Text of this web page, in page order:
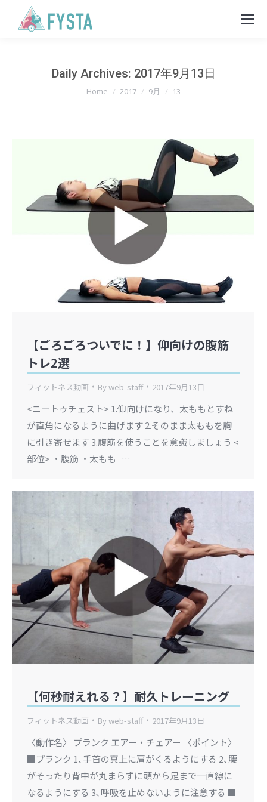
Daily Archives: 2017年9月13日
You are here:
Home 2017 9月 13
【ごろごろついでに！】仰向けの腹筋
トレ2選
フィットネス動画 Byweb-staff 2017年9月13日
<ニートゥチェスト> 1.仰向けになり、太ももとすね
が直角になるように曲げます 2.そのまま太ももを胸
に引き寄せます 3.腹筋を使うことを意識しましょう <
部位> ・腹筋 ・太もも …
【何秒耐えれる？】耐久トレーニング
フィットネス動画 Byweb-staff 2017年9月13日
〈動作名〉 プランク エアー・チェアー 〈ポイント〉
■プランク 1､手首の真上に肩がくるようにする 2､腰
がそったり背中が丸まらずに頭から足まで一直線に
なるようにする 3､呼吸を止めないように注意する ■